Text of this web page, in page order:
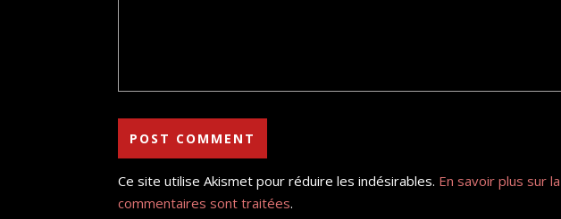
Ce site utilise Akismet pour réduire les indésirables. En savoir plus sur
commentaires sont traitées.